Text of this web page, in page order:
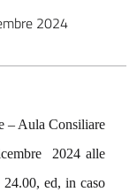
– Aula Consiliare
2024 alle
ed, in caso